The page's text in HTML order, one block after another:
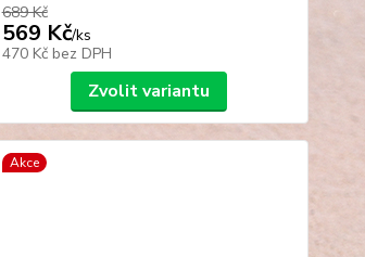
689 Kč
569 Kč/ks
470 Kč bez DPH
Zvolit variantu
Akce